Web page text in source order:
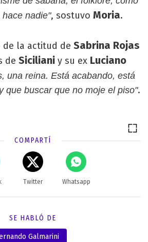
nadie", sostuvo Moria.
la actitud de Sabrina Rojas
de Siciliani y su ex Luciano
una reina. Está acabando, está
que buscar que no moje el piso".
COMPARTÍ
Twitter Whatsapp
SE HABLÓ DE
Galmarini